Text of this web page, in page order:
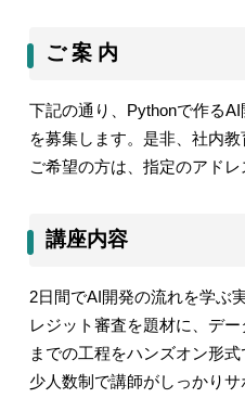
ご 案 内
下記の通り、 Pythonで作るAI
を募集します。是非、社内
ご希望の方は、指定のアドレ
講座内容
2日間でAI開発の流れを学ぶ
レジット審査を題材に、デ
までの工程をハンズオン形式
少人数制で講師がしっかりサ